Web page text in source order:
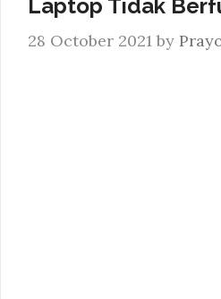
Laptop Tidak
28 October 2021 by